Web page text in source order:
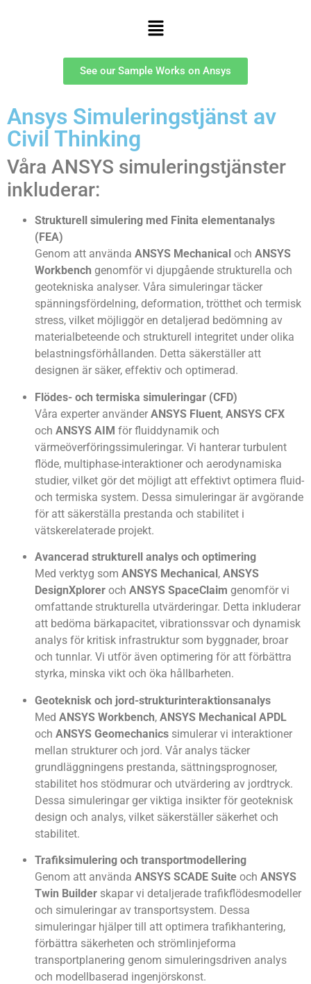
See our Sample Works on Ansys
Ansys Simuleringstjänst av
Civil Thinking
Våra ANSYS simuleringstjänster
inkluderar:
Strukturell simulering med Finita elementanalys
(FEA)
Genom att använda ANSYS Mechanical och ANSYS
Workbench genomför vi djupgående strukturella och
geotekniska analyser. Våra simuleringar täcker
spänningsfördelning, deformation, trötthet och termisk
stress, vilket möjliggör en detaljerad bedömning av
materialbeteende och strukturell integritet under olika
belastningsförhållanden. Detta säkerställer att
designen är säker, effektiv och optimerad.
Flödes- och termiska simuleringar (CFD)
Våra experter använder ANSYS Fluent, ANSYS CFX
och ANSYS AIM för fluiddynamik och
värmeöverföringssimuleringar. Vi hanterar turbulent
flöde, multiphase-interaktioner och aerodynamiska
studier, vilket gör det möjligt att effektivt optimera fluid-
och termiska system. Dessa simuleringar är avgörande
för att säkerställa prestanda och stabilitet i
vätskerelaterade projekt.
Avancerad strukturell analys och optimering
Med verktyg som ANSYS Mechanical , ANSYS
DesignXplorer och ANSYS SpaceClaim genomför vi
omfattande strukturella utvärderingar. Detta inkluderar
att bedöma bärkapacitet, vibrationssvar och dynamisk
analys för kritisk infrastruktur som byggnader, broar
och tunnlar. Vi utför även optimering för att förbättra
styrka, minska vikt och öka hållbarheten.
Geoteknisk och jord-strukturinteraktionsanalys
Med ANSYS Workbench, ANSYS Mechanical APDL
och ANSYS Geomechanics simulerar vi interaktioner
mellan strukturer och jord. Vår analys täcker
grundläggningens prestanda, sättningsprognoser,
stabilitet hos stödmurar och utvärdering av jordtryck.
Dessa simuleringar ger viktiga insikter för geoteknisk
design och analys, vilket säkerställer säkerhet och
stabilitet.
Trafiksimulering och transportmodellering
Genom att använda ANSYS SCADE Suite och ANSYS
Twin Builder skapar vi detaljerade trafikflödesmodeller
och simuleringar av transportsystem. Dessa
simuleringar hjälper till att optimera trafikhantering,
förbättra säkerheten och strömlinjeforma
transportplanering genom simuleringsdriven analys
och modellbaserad ingenjörskonst.